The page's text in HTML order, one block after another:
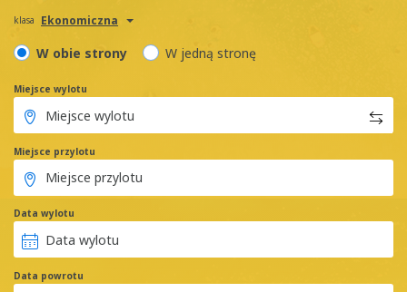
klasa Ekonomiczna
W obie strony W jedną stronę
Miejsce wylotu
Miejsce przylotu
Data wylotu
Data powrotu